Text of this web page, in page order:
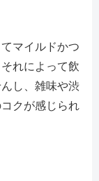
マイルドかつ
れによって飲
し、雑味や渋
クが感じられ